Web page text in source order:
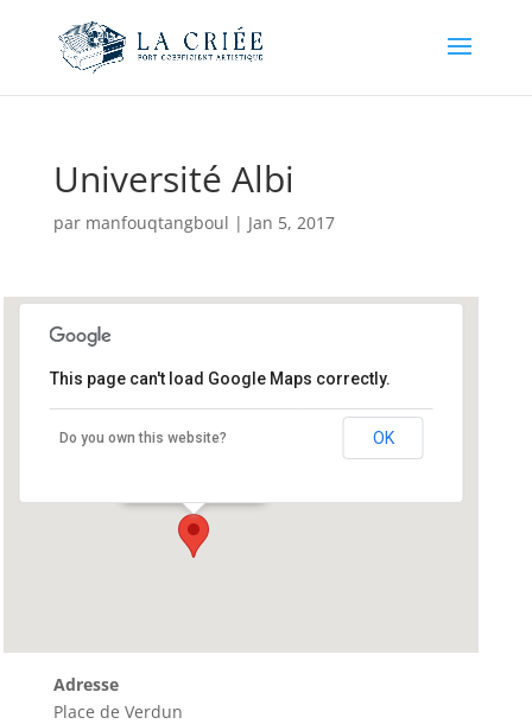
Université Albi
par manfouqtangboul | Jan 5, 2017
Université Albi
This page can't load Google Maps correctly.
Do you own this website? OK
Adresse
Place de Verdun